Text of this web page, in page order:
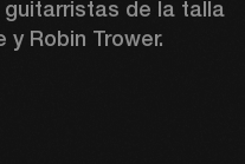
guitarristas de la talla
y Robin Trower.